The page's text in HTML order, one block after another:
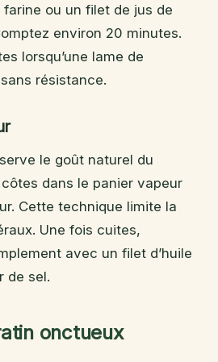
ou un filet de jus de
environ 20 minutes.
lorsqu’une lame de
résistance.
le goût naturel du
dans le panier vapeur
Cette technique limite la
Une fois cuites,
avec un filet d’huile
de sel.
onctueux